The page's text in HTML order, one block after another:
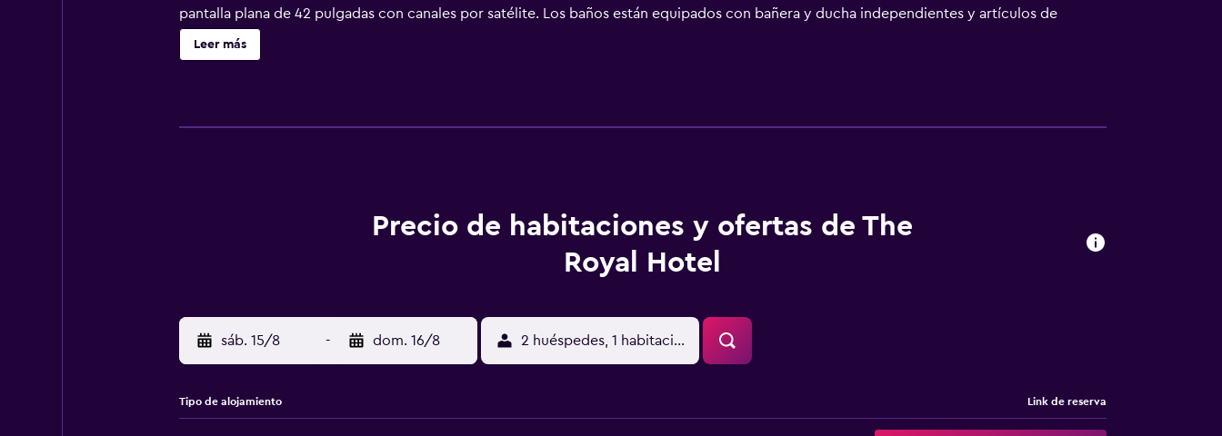
pantalla plana de 42 pulgadas con canales por satélite. Los baños están equipados con bañera y ducha independientes y artículos de
higiene personal gratuitos. Este hotel en Durban ofrece acceso a Internet wifi gratis. Se ofrece servicio de limpieza todos los días y es
posible solicitar tabla de planchar con plancha. Los servicios de ocio y esparcimiento en este hotel incluyen una piscina al aire libre. Se
Leer más
Precio de habitaciones y ofertas de The
Royal Hotel
sáb. 15/8 - dom. 16/8 2 huéspedes, 1 habitación
Tipo de alojamiento Link de reserva